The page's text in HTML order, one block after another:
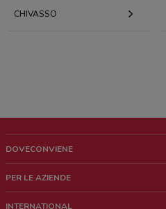
CHIVASSO
DOVECONVIENE
Chi siamo
PER LE AZIENDE
INTERNATIONAL